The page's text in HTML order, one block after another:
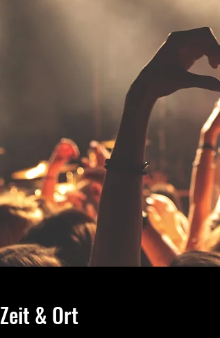
Zeit & Ort